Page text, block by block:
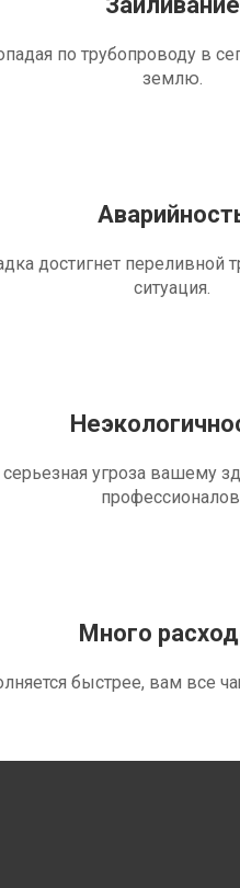
по трубопроводу в
землю.
достигнет
ситуация.
угроза
Много
быстрее, вам все